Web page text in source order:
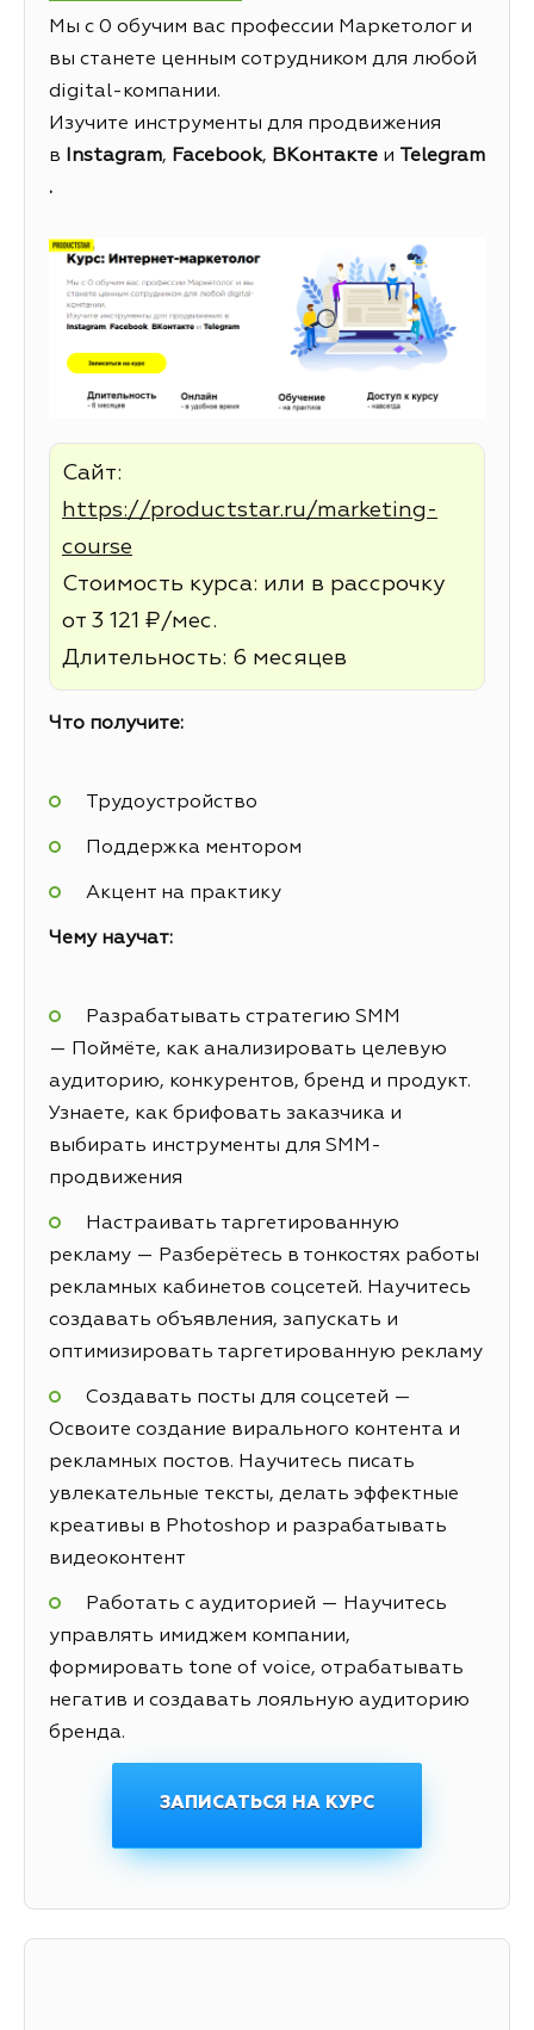
Мы с 0 обучим вас профессии Маркетолог и
вы станете ценным сотрудником для любой
digital-компании.
Изучите инструменты для продвижения
в
Instagram, Facebook, ВКонтакте и
Telegram
.
Сайт:
https://productstar.ru/marketing-
course
Стоимость курса: или в рассрочку
от 3 121 ₽/мес.
Длительность: 6 месяцев
Что получите:
Трудоустройство
Поддержка ментором
Акцент на практику
Чему научат:
Разрабатывать стратегию SMM
— Поймёте, как анализировать целевую
аудиторию, конкурентов, бренд и продукт.
Узнаете, как брифовать заказчика и
выбирать инструменты для SMM-
продвижения
Настраивать таргетированную
рекламу — Разберётесь в тонкостях работы
рекламных кабинетов соцсетей. Научитесь
создавать объявления, запускать и
оптимизировать таргетированную рекламу
Создавать посты для соцсетей —
Освоите создание вирального контента и
рекламных постов. Научитесь писать
увлекательные тексты, делать эффектные
креативы в Photoshop и разрабатывать
видеоконтент
Работать с аудиторией — Научитесь
управлять имиджем компании,
формировать tone of voice, отрабатывать
негатив и создавать лояльную аудиторию
бренда.
ЗАПИСАТЬСЯ НА КУРС